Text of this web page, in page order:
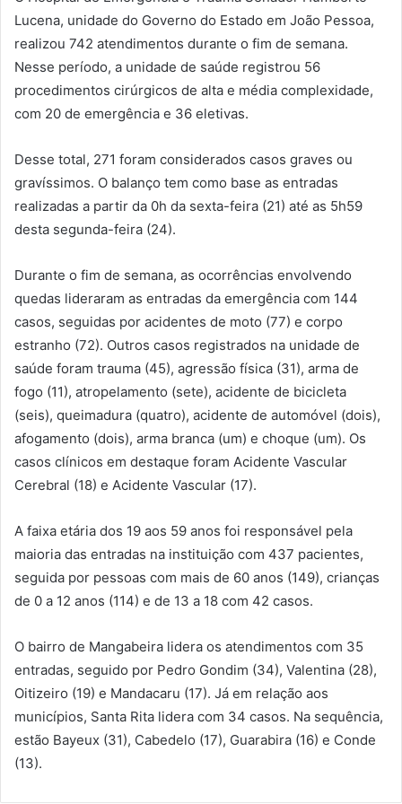
Lucena, unidade do Governo do Estado em João Pessoa,
realizou 742 atendimentos durante o fim de semana.
Nesse período, a unidade de saúde registrou 56
procedimentos cirúrgicos de alta e média complexidade,
com 20 de emergência e 36 eletivas.
Desse total, 271 foram considerados casos graves ou
gravíssimos. O balanço tem como base as entradas
realizadas a partir da 0h da sexta-feira (21) até as 5h59
desta segunda-feira (24).
Durante o fim de semana, as ocorrências envolvendo
quedas lideraram as entradas da emergência com 144
casos, seguidas por acidentes de moto (77) e corpo
estranho (72). Outros casos registrados na unidade de
saúde foram trauma (45), agressão física (31), arma de
fogo (11), atropelamento (sete), acidente de bicicleta
(seis), queimadura (quatro), acidente de automóvel (dois),
afogamento (dois), arma branca (um) e choque (um). Os
casos clínicos em destaque foram Acidente Vascular
Cerebral (18) e Acidente Vascular (17).
A faixa etária dos 19 aos 59 anos foi responsável pela
maioria das entradas na instituição com 437 pacientes,
seguida por pessoas com mais de 60 anos (149), crianças
de 0 a 12 anos (114) e de 13 a 18 com 42 casos.
O bairro de Mangabeira lidera os atendimentos com 35
entradas, seguido por Pedro Gondim (34), Valentina (28),
Oitizeiro (19) e Mandacaru (17). Já em relação aos
municípios, Santa Rita lidera com 34 casos. Na sequência,
estão Bayeux (31), Cabedelo (17), Guarabira (16) e Conde
(13).